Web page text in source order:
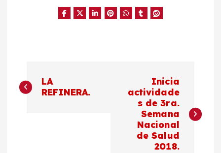
a
LA
REFINERA.
Inicia
actividade
s de 3ra.
Semana
Nacional
de Salud
2018.